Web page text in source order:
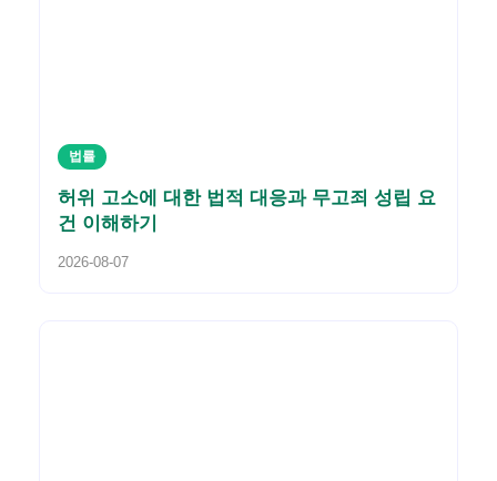
법률
허위 고소에 대한 법적 대응과 무고죄 성립 요
건 이해하기
2026-08-07